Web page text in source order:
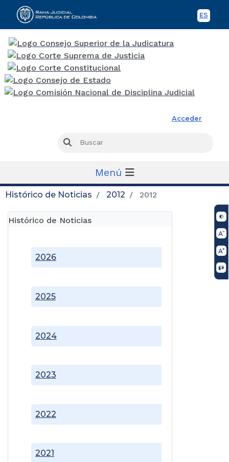
ES
Acceder
Buscar
Menú
Histórico de Noticias 2012 2012
Histórico de Noticias
2021
2022
2023
2024
2025
2026